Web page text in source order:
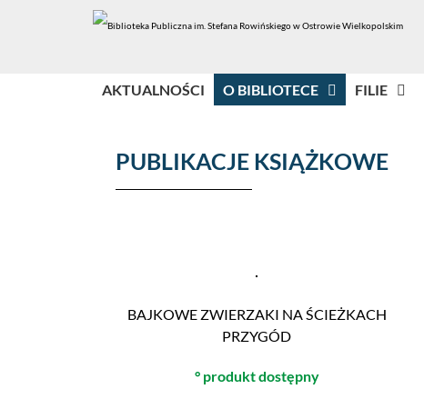
AKTUALNOŚCI O BIBLIOTECE FILIE
PUBLIKACJE KSIĄŻKOWE
BAJKOWE ZWIERZAKI NA ŚCIEŻKACH
PRZYGÓD
° produkt dostępny